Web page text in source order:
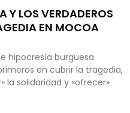
Y LOS VERDADEROS
EN MOCOA
hipocresía burguesa
en cubrir la tragedia,
la solidaridad y «ofrecer»